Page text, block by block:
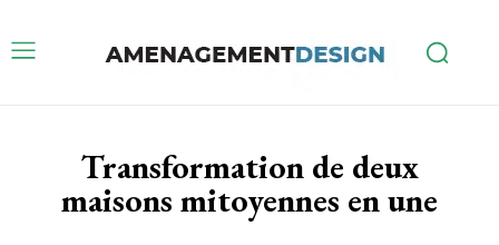
Transformation de deux
maisons mitoyennes en une